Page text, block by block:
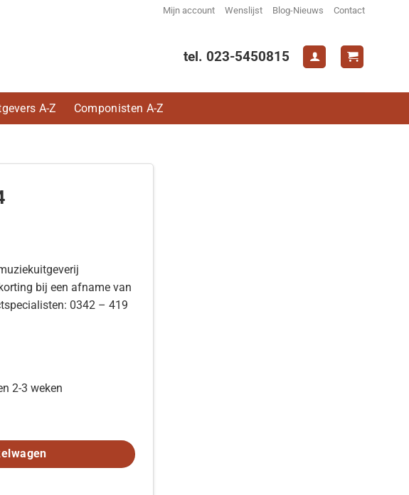
Mijn account Wenslijst Blog-Nieuws Contact
tel. 023-5450815
A-Z Componisten A-Z
bij een afname van
0342 – 419
2-3 weken